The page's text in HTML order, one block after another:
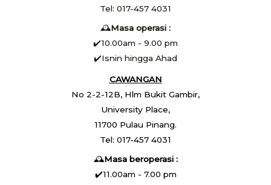
Tel: 017-457 4031
🕰️Masa operasi :
✔️10.00am - 9.00 pm
✔️Isnin hingga Ahad
CAWANGAN
No 2-2-12B, Hlm Bukit Gambir,
University Place,
11700 Pulau Pinang.
Tel: 017-457 4031
🕰️Masa beroperasi :
✔️11.00am - 7.00 pm